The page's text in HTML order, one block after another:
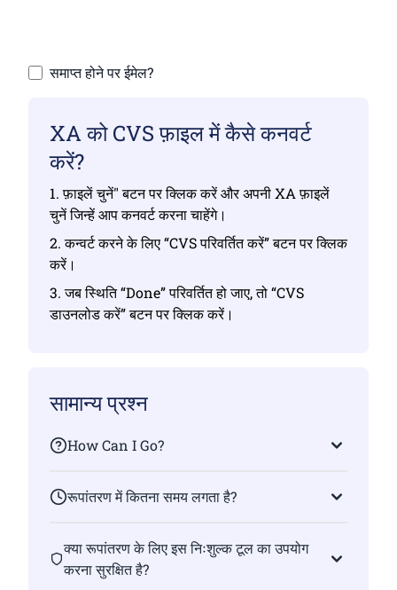
समाप्त होने पर ईमेल?
XA को CVS फ़ाइल में कैसे कनवर्ट
करें?
1. फ़ाइलें चुनें" बटन पर क्लिक करें और अपनी XA फ़ाइलें
चुनें जिन्हें आप कनवर्ट करना चाहेंगे।
2. कन्वर्ट करने के लिए “CVS परिवर्तित करें” बटन पर क्लिक
करें।
3. जब स्थिति “Done” परिवर्तित हो जाए, तो “CVS
डाउनलोड करें” बटन पर क्लिक करें।
सामान्य प्रश्न
How Can I Go?
रूपांतरण में कितना समय लगता है?
क्या रूपांतरण के लिए इस निःशुल्क टूल का उपयोग
करना सुरक्षित है?